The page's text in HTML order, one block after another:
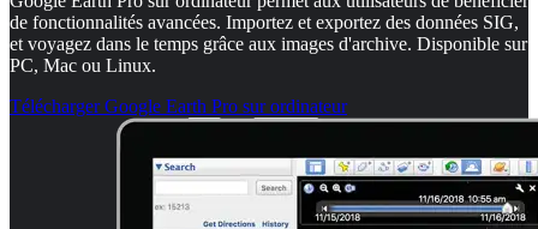
de fonctionnalités avancées. Importez et exportez des données SIG,
et voyagez dans le temps grâce aux images d'archive. Disponible sur
PC, Mac ou Linux.
Télécharger Google Earth Pro sur ordinateur